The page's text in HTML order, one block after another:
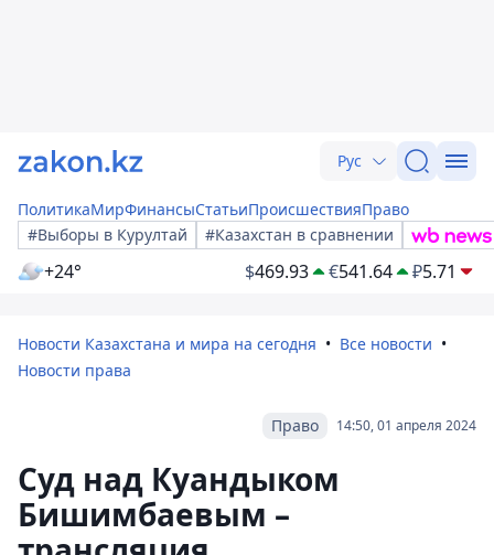
Рус
ПолитикаМирФинансыСтатьиПроисшествияПраво
#Выборы в Курултай
#Казахстан в сравнении
+24° $469.93 €541.64 ₽5.71
Новости Казахстана и мира на сегодня
Все новости
Новости права
14:50, 01 апреля 2024
Право
Суд над Куандыком
Бишимбаевым –